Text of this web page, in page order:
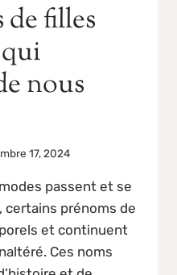
filles
nous
17, 2024
passent et se
prénoms de
et continuent
Ces noms